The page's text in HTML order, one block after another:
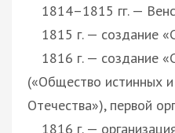
1814–1815 гг. —
1815 г. — создание
1816 г. — создание
(«Общество истинных
Отечества»), первой
1816 г. —